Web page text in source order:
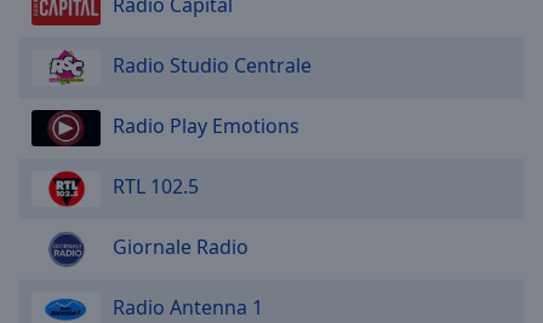
Radio Studio Centrale
Radio Play Emotions
RTL 102.5
Giornale Radio
Radio Antenna 1